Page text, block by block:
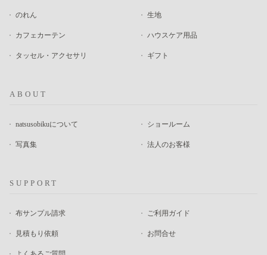
のれん
カフェカーテン
タッセル・アクセサリ
生地
ハウスケア用品
ギフト
ABOUT
natsusobikuについて
写真集
ショールーム
法人のお客様
SUPPORT
布サンプル請求
見積もり依頼
ご利用ガイド
お問合せ